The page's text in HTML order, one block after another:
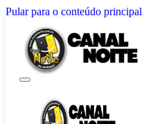
Pular para o conteúdo principal